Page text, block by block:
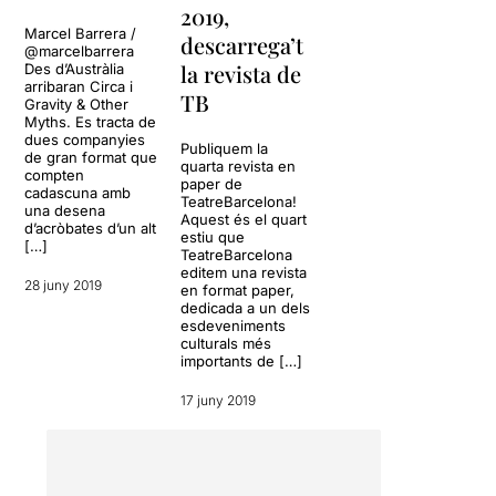
Deu acròbates
quatre dones,
Baillon, Jessica Connell,
Marty Evans, Piri
Martin, Hamish McCourty,
Daniel O’Brien i Kimberley
O’Brien, que amb llenguatge
musical intenten trobar la
manera d'expressar la
duresa que implica
màxim possible els nostres
límits , com de fet fem cada
dia en llegir les notícies.
Un espectacle de gran
duresa física,
Marcel Barrera /
@marcelbarrera
Des d’Austràlia
arribaran Circa i
Gravity & Other
Myths. Es tracta de
dues companyies
de gran format que
compten
cadascuna amb
una desena
d’acròbates d’un alt
[…]
28 juny 2019
2019,
descarrega’t
la revista de
TB
Publiquem la
quarta revista en
paper de
TeatreBarcelona!
Aquest és el quart
estiu que
TeatreBarcelona
editem una revista
en format paper,
dedicada a un dels
esdeveniments
culturals més
importants de […]
17 juny 2019